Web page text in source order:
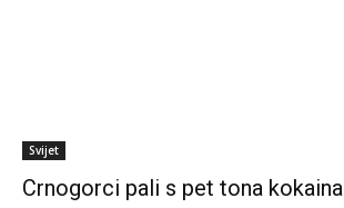
Svijet
Crnogorci pali s pet tona kokaina